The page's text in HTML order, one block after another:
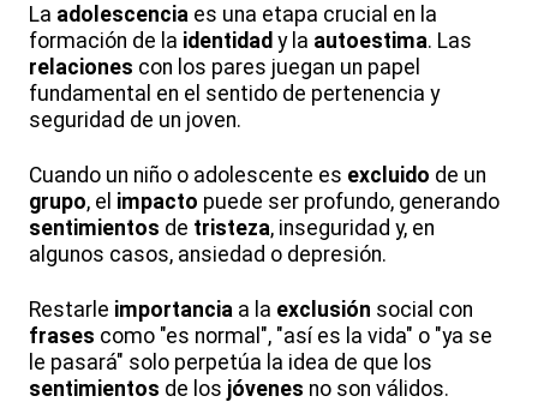
La adolescencia es una etapa crucial en la
formación de la identidad y la autoestima. Las
relaciones con los pares juegan un papel
fundamental en el sentido de pertenencia y
seguridad de un joven.
Cuando un niño o adolescente es excluido de un
grupo, el impacto puede ser profundo, generando
sentimientos de tristeza, inseguridad y, en
algunos casos, ansiedad o depresión.
Restarle importancia a la exclusión social con
frases como "es normal", "así es la vida" o "ya se
le pasará" solo perpetúa la idea de que los
sentimientos de los jóvenes no son válidos.